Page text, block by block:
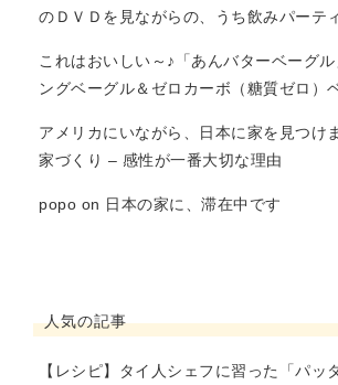
のＤＶＤを見ながらの、うち飲みパーティ
これはおいしい～♪「あんバターベーグル
ングベーグル＆ゼロカーボ（糖質ゼロ）
アメリカにいながら、日本に家を見つけ
家づくり – 感性が一番大切な理由
popo on 日本の家に、滞在中です
人気の記事
【レシピ】タイ人シェフに習った「パッ